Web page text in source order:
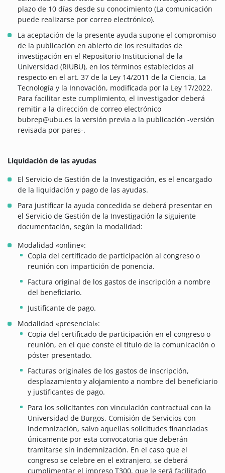
plazo de 10 días desde su conocimiento (La comunicación
puede realizarse por correo electrónico).
La aceptación de la presente ayuda supone el compromiso
de la publicación en abierto de los resultados de
investigación en el Repositorio Institucional de la
Universidad (RIUBU), en los términos establecidos al
respecto en el art. 37 de la Ley 14/2011 de la Ciencia, La
Tecnología y la Innovación, modificada por la Ley 17/2022.
Para facilitar este cumplimiento, el investigador deberá
remitir a la dirección de correo electrónico
bubrep@ubu.es la versión previa a la publicación -versión
revisada por pares-.
Liquidación de las ayudas
El Servicio de Gestión de la Investigación, es el encargado
de la liquidación y pago de las ayudas.
Para justificar la ayuda concedida se deberá presentar en
el Servicio de Gestión de la Investigación la siguiente
documentación, según la modalidad:
Modalidad «online»:
Copia del certificado de participación al congreso o
reunión con impartición de ponencia.
Factura original de los gastos de inscripción a nombre
del beneficiario.
Justificante de pago.
Modalidad «presencial»:
Copia del certificado de participación en el congreso o
reunión, en el que conste el título de la comunicación o
póster presentado.
Facturas originales de los gastos de inscripción,
desplazamiento y alojamiento a nombre del beneficiario
y justificantes de pago.
Para los solicitantes con vinculación contractual con la
Universidad de Burgos, Comisión de Servicios con
indemnización, salvo aquellas solicitudes financiadas
únicamente por esta convocatoria que deberán
tramitarse sin indemnización. En el caso que el
congreso se celebre en el extranjero, se deberá
cumplimentar el impreso T300, que le será facilitado